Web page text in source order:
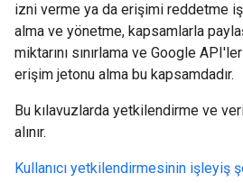
izni verme ya da erişimi reddetme
alma ve yönetme, kapsamlarla
miktarını sınırlama ve Google
erişim jetonu alma bu kapsamdadır.
Bu kılavuzlarda yetkilendirme ve
alınır.
Kullanıcı yetkilendirmesinin işleyiş